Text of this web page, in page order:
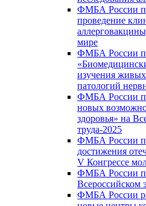
ФМБА России
проведение
мире
ФМБА России
изучения
патологий
ФМБА России
новых
здоровья» на
труда-2025
ФМБА России
достижения
V Конгрессе
ФМБА России
Всероссийском
ФМБА России